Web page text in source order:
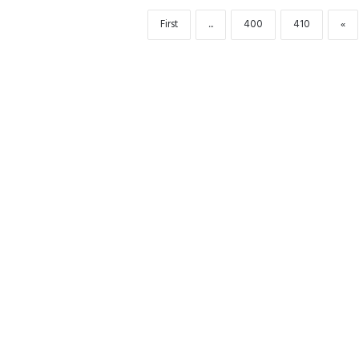
First ... 400 410 «